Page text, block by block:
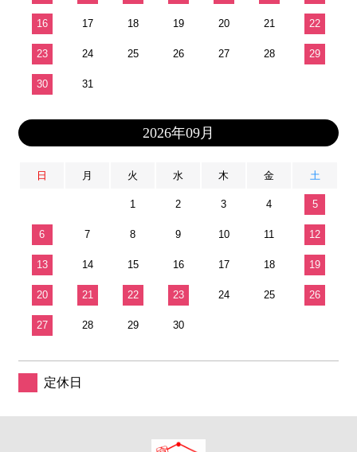
16 17 18 19 20 21 22
23 24 25 26 27 28 29
30 31
2026年09月
日 月 火 水 木 金 土
1 2 3 4 5
6 7 8 9 10 11 12
13 14 15 16 17 18 19
20 21 22 23 24 25 26
27 28 29 30
定休日